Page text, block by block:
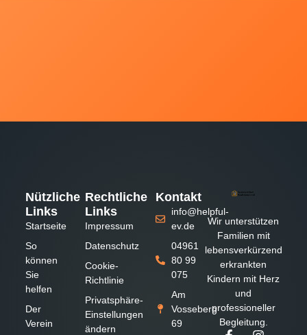
Wir unterstützen
Familien mit
lebensverkürzend
erkrankten
Kindern mit Herz
und
professioneller
Begleitung.
Nützliche
Links
Startseite
So
können
Sie
helfen
Der
Verein
Rechtliche
Links
Impressum
Datenschutz
Cookie-
Richtlinie
Privatsphäre-
Einstellungen
ändern
Kontakt
info@helpful-
ev.de
04961
80 99
075
Am
Vosseberg
69